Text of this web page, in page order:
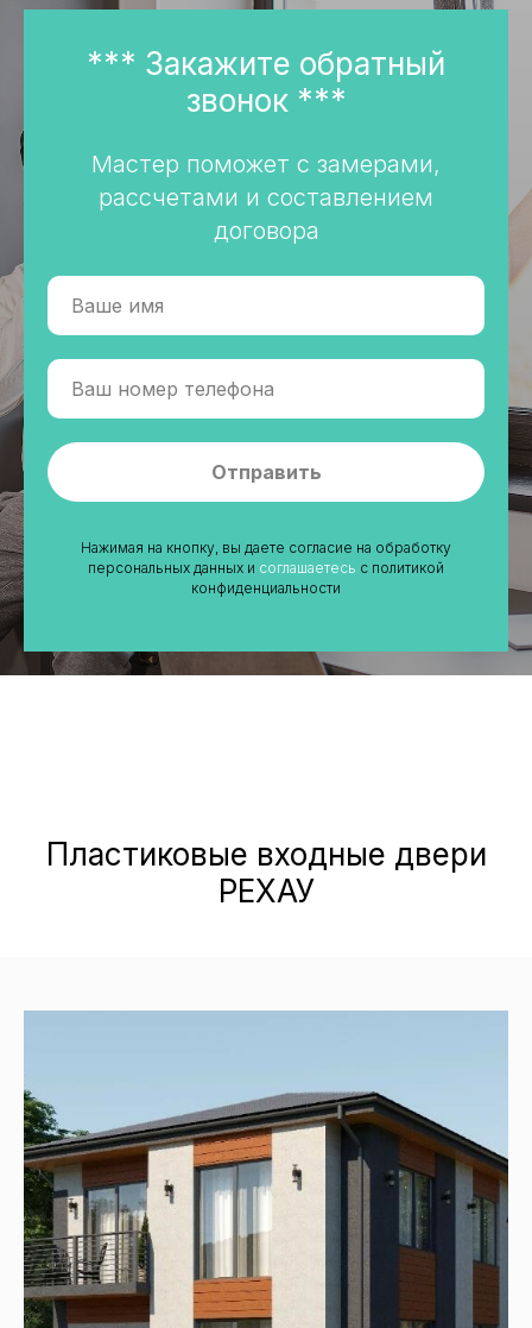
*** Закажите обратный
звонок ***
Мастер поможет с замерами,
рассчетами и составлением
договора
Отправить
Нажимая на кнопку, вы даете согласие на обработку
персональных данных и соглашаетесь c политикой
конфиденциальности
Пластиковые входные двери
РЕХАУ